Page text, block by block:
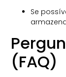
Se
(FAQ)